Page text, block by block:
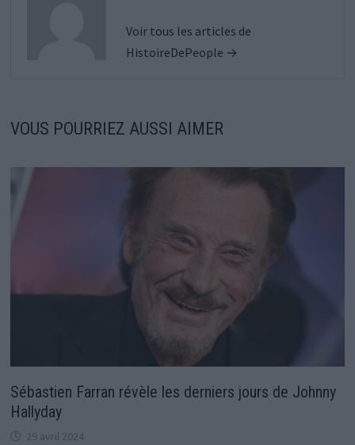
Voir tous les articles de
HistoireDePeople →
VOUS POURRIEZ AUSSI AIMER
Sébastien Farran révèle les derniers jours de Johnny
Hallyday
29 avril 2024